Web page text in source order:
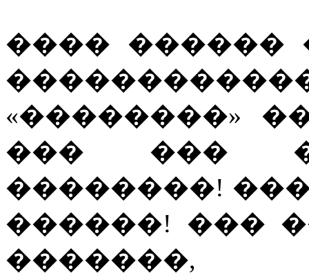
���� ������
«��������»
��� ���
��������!
������! ���
�������,